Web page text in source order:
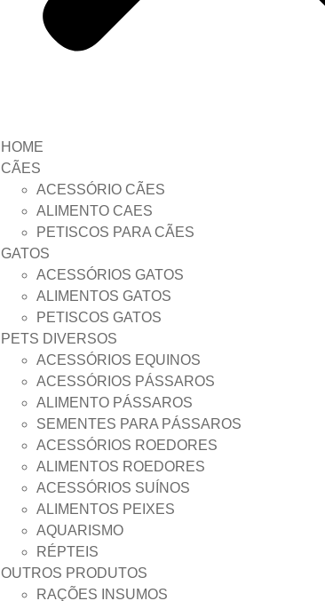
HOME
CÃES
ACESSÓRIO CÃES
ALIMENTO CAES
PETISCOS PARA CÃES
GATOS
ACESSÓRIOS GATOS
ALIMENTOS GATOS
PETISCOS GATOS
PETS DIVERSOS
ACESSÓRIOS EQUINOS
ACESSÓRIOS PÁSSAROS
ALIMENTO PÁSSAROS
SEMENTES PARA PÁSSAROS
ACESSÓRIOS ROEDORES
ALIMENTOS ROEDORES
ACESSÓRIOS SUÍNOS
ALIMENTOS PEIXES
AQUARISMO
RÉPTEIS
OUTROS PRODUTOS
RAÇÕES INSUMOS